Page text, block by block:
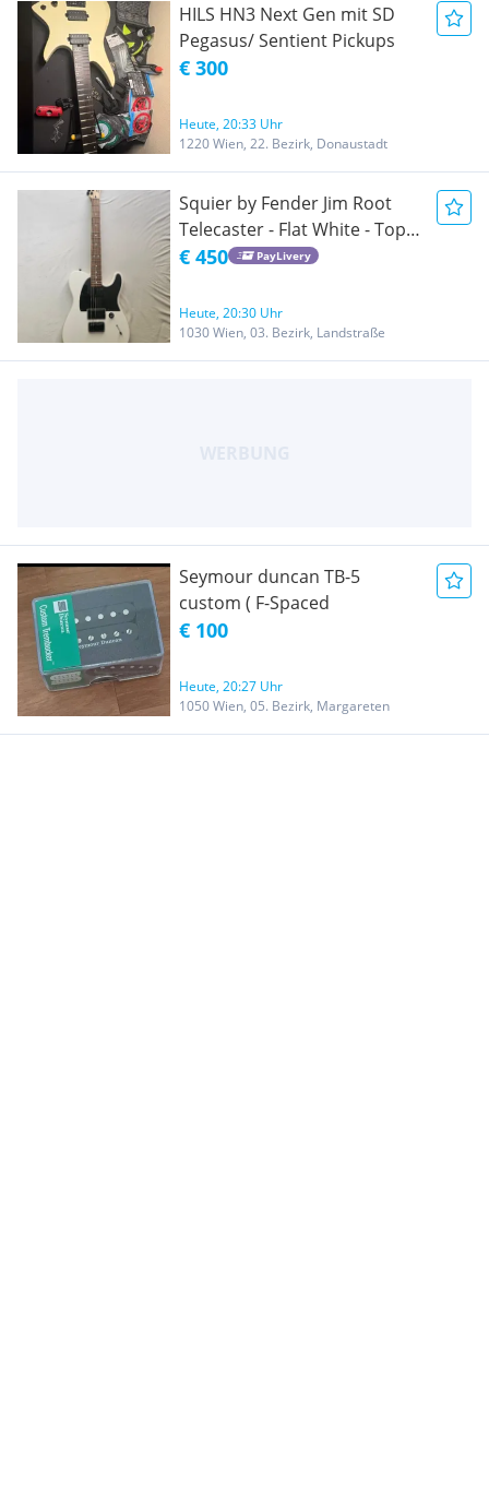
HILS HN3 Next Gen mit SD
Pegasus/ Sentient Pickups
€ 300
Heute, 20:33 Uhr
1220 Wien, 22. Bezirk, Donaustadt
Squier by Fender Jim Root
Telecaster - Flat White - Top
Zustand
€ 450 PayLivery
Heute, 20:30 Uhr
1030 Wien, 03. Bezirk, Landstraße
Seymour duncan TB-5
custom ( F-Spaced
€ 100
Heute, 20:27 Uhr
1050 Wien, 05. Bezirk, Margareten